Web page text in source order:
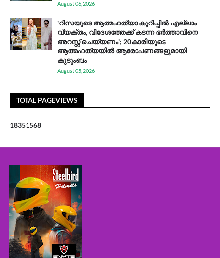
August 06, 2026
'റിസയുടെ ആത്മഹത്യാ കുറിപ്പിൽ എല്ലാം
വ്യക്തം, വിദേശത്തേക്ക് കടന്ന ഭർത്താവിനെ
അറസ്റ്റ് ചെയ്യണം'; 20കാരിയുടെ
ആത്മഹത്യയിൽ ആരോപണങ്ങളുമായി
കുടുംബം
August 05, 2026
TOTAL PAGEVIEWS
18351568